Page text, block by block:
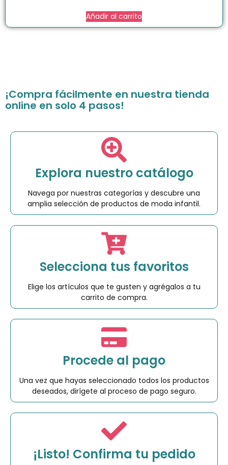
Añadir al carrito
¡Compra fácilmente en nuestra tienda
online en solo 4 pasos!
Explora nuestro catálogo
Navega por nuestras categorías y descubre una
amplia selección de productos de moda infantil.
Selecciona tus favoritos
Elige los artículos que te gusten y agrégalos a tu
carrito de compra.
Procede al pago
Una vez que hayas seleccionado todos los productos
deseados, dirígete al proceso de pago seguro.
¡Listo! Confirma tu pedido